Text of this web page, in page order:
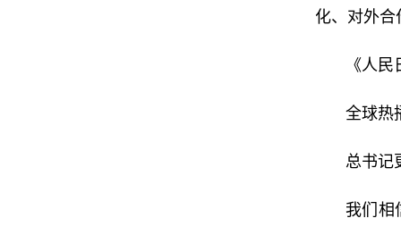
化、对外
《人
全球热
总书记
我们相